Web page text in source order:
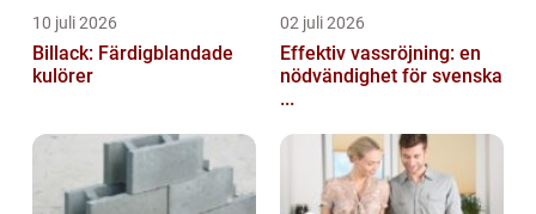
10 juli 2026
Billack: Färdigblandade
kulörer
02 juli 2026
Effektiv vassröjning: en
nödvändighet för svenska
...